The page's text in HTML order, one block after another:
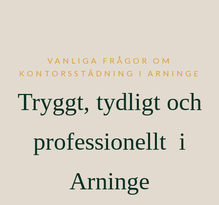
VANLIGA FRÅGOR OM
KONTORSSTÄDNING I ARNINGE
Tryggt, tydligt och
professionellt i
Arninge